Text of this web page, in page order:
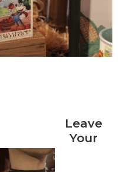
Leave
Your